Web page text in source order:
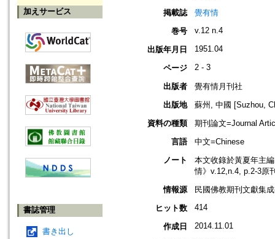
加えサービス
書誌管理
書き出し
掲載誌
覺有情
巻号
v.12 n.4
出版年月日 1951.04
ページ 2 - 3
出版者
覺有情月刊社
出版地
蘇州, 中國 [Suzhou,
資料の種類
期刊論文=Journal
言語
中文=Chinese
ノート
本文收錄於黃夏年主
情》v.12,n.4, p.2-3原
情報源
民國佛教期刊文獻集
ヒット数
414
作成日 2014.11.01